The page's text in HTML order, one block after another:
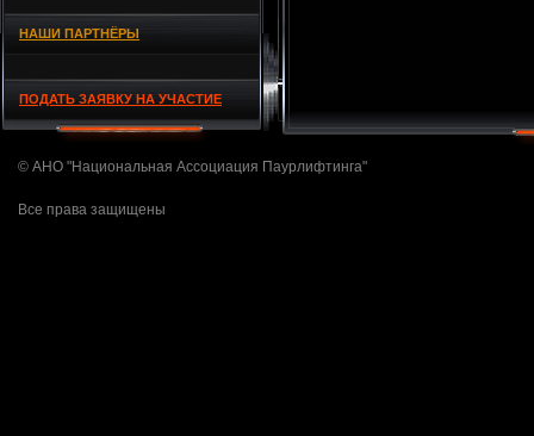
НАШИ ПАРТНЁРЫ
ПОДАТЬ ЗАЯВКУ НА УЧАСТИЕ
© АНО "Национальная Ассоциация Паурлифтинга"
Все права защищены